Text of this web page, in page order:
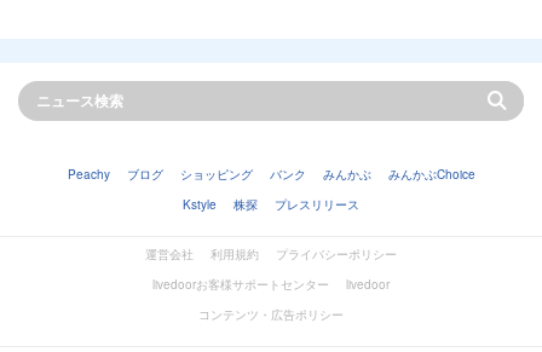
Peachy ブログ ショッピング バンク みんかぶ
みんかぶChoice
Kstyle
株探 プレスリリース
運営会社 利用規約
プライバシーポリシー
livedoorお客様サポートセンター
livedoor
コンテンツ・広告ポリシー